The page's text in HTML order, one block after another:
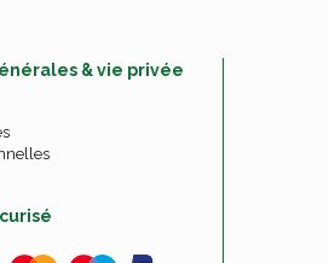
& vie privée